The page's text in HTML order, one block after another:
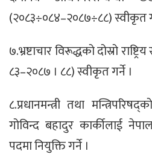
(२०८३÷०८४–२०८७÷८८) स्वीकृत
७.भ्रष्टाचार विरूद्धको दोस्रो
८३–२०८७ । ८८) स्वीकृत गर्ने ।
८.प्रधानमन्त्री तथा
गोविन्द बहादुर कार्कीलाई
पदमा नियुक्ति गर्ने ।